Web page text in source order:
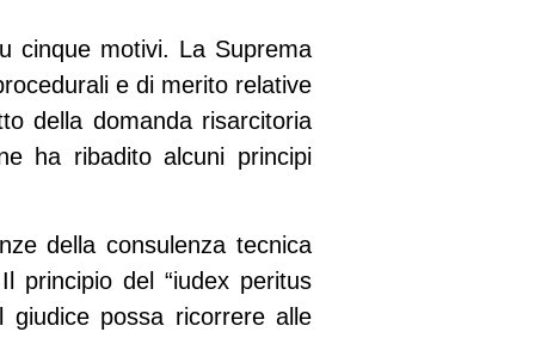
cinque motivi. La Suprema
e di merito relative
della domanda risarcitoria
ha ribadito alcuni principi
della consulenza tecnica
principio del “iudex peritus
giudice possa ricorrere alle